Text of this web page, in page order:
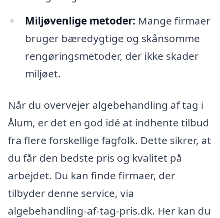
Miljøvenlige metoder: Mange firmaer
bruger bæredygtige og skånsomme
rengøringsmetoder, der ikke skader
miljøet.
Når du overvejer algebehandling af tag i
Ålum, er det en god idé at indhente tilbud
fra flere forskellige fagfolk. Dette sikrer, at
du får den bedste pris og kvalitet på
arbejdet. Du kan finde firmaer, der
tilbyder denne service, via
algebehandling-af-tag-pris.dk. Her kan du